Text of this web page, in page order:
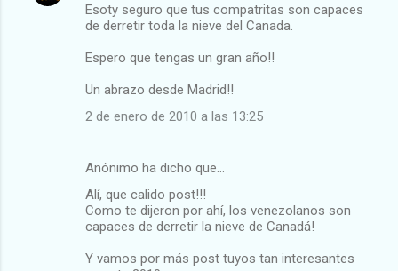
Esoty seguro que tus compatritas son capaces
de derretir toda la nieve del Canada.
Espero que tengas un gran año!!
Un abrazo desde Madrid!!
2 de enero de 2010 a las 13:25
Anónimo ha dicho que…
Alí, que calido post!!!
Como te dijeron por ahí, los venezolanos son
capaces de derretir la nieve de Canadá!
Y vamos por más post tuyos tan interesantes